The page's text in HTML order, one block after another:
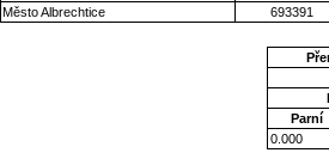
Město Albrechtice
693391
Parní
0.000